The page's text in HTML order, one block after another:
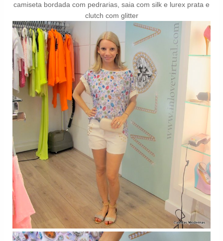
camiseta bordada com pedrarias, saia com silk e lurex prata e
clutch com glitter